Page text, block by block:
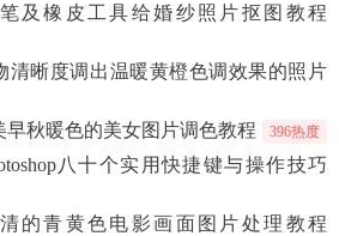
笔及橡皮工具给婚纱照片抠图教程
清晰度调出温暖黄橙色调效果的照片
早秋暖色的美女图片调色教程 396热度
八十个实用快捷键与操作技巧
清的青黄色电影画面图片处理教程